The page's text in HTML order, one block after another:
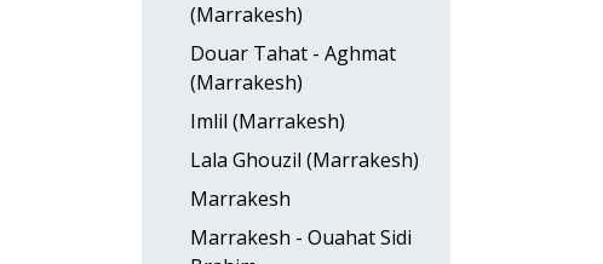
(Marrakesh)
Douar Tahat - Aghmat
(Marrakesh)
Imlil (Marrakesh)
Lala Ghouzil (Marrakesh)
Marrakesh
Marrakesh - Ouahat Sidi